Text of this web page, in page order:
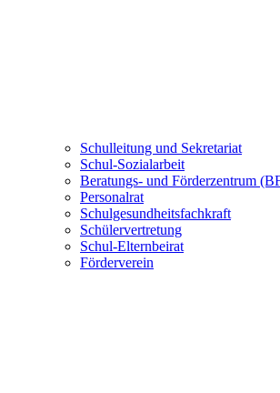
Schulleitung und Sekretariat
Schul-Sozialarbeit
Beratungs- und Förderzentrum
Personalrat
Schulgesundheitsfachkraft
Schülervertretung
Schul-Elternbeirat
Förderverein